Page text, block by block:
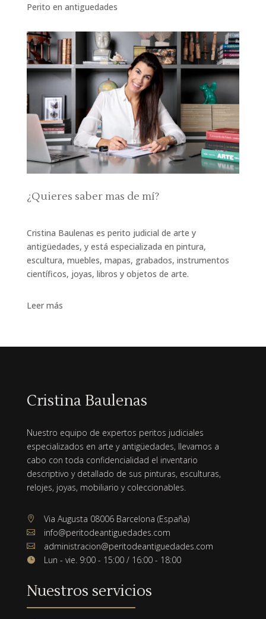
Perito en antiguedades
¿Quieres saber mas de mí?
Cristina Baulenas es perito judicial de arte y
antigüedades, y está especializada en pintura,
escultura, muebles, mapas, grabados, instrumentos
científicos, joyas, libros y objetos de arte.
Leer más
Cristina Baulenas
Nuestro equipo de expertos peritos judiciales
especializados en arte y antigüedades, llevamos a
cabo con toda confidencialidad el inventario
descriptivo y detallado de sus pinturas, esculturas,
relojes, joyas, mobiliario y coleccionables.
 Via Augusta 08006 Barcelona (España)
 info@peritodeantiguedades.com
 administracion@peritodeantiguedades.com
 Lun - vie. 9:00 - 15:00 / 16:00 - 18:00
Nuestros servicios